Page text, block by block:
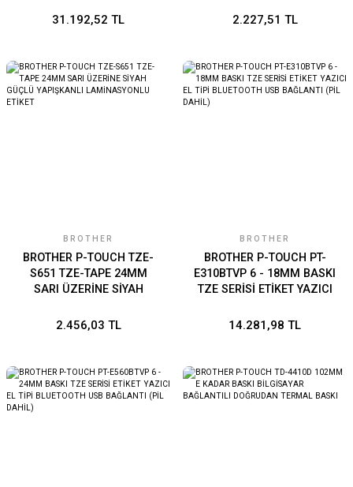
BİLGİSAYAR BAĞLANTILI EL
31.192,52 TL
ETİKET
2.227,51 TL
BROTHER
BROTHER P-TOUCH TZE-
S651 TZE-TAPE 24MM
SARI ÜZERİNE SİYAH
LAMİNASYONLU ETİKET
2.456,03 TL
BROTHER
BROTHER P-TOUCH PT-
E310BTVP 6 - 18MM BASKI
TZE SERİSİ ETİKET YAZICI
BAĞLANTI (PİL DAHİL)
14.281,98 TL